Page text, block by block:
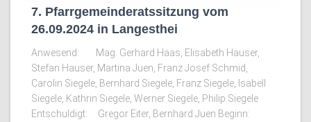
7. Pfarrgemeinderatssitzung vom
26.09.2024 in Langesthei
Anwesend: Mag. Gerhard Haas, Elisabeth Hauser,
Stefan Hauser, Martina Juen, Franz Josef Schmid,
Carolin Siegele, Bernhard Siegele, Franz Siegele, Isabell
Siegele, Kathrin Siegele, Werner Siegele, Philip Siegele
Entschuldigt: Gregor Eiter, Bernhard Juen Beginn: